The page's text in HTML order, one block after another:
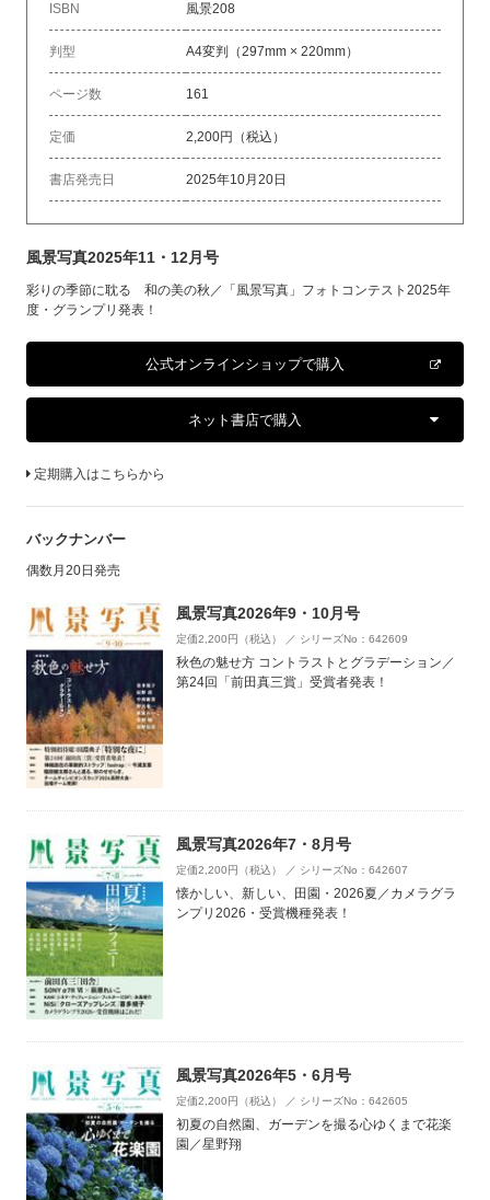
ISBN 風景208
判型 A4変判（297mm × 220mm）
ページ数 161
定価 2,200円（税込）
書店発売日 2025年10月20日
風景写真2025年11・12月号
彩りの季節に耽る 和の美の秋／「風景写真」フォトコンテスト2025年
度・グランプリ発表！
公式オンラインショップで購入
ネット書店で購入
定期購入はこちらから
バックナンバー
偶数月20日発売
風景写真2026年9・10月号
定価2,200円（税込） ／ シリーズNo：642609
秋色の魅せ方 コントラストとグラデーション／
第24回「前田真三賞」受賞者発表！
風景写真2026年7・8月号
定価2,200円（税込） ／ シリーズNo：642607
懐かしい、新しい、田園・2026夏／カメラグラ
ンプリ2026・受賞機種発表！
風景写真2026年5・6月号
定価2,200円（税込） ／ シリーズNo：642605
初夏の自然園、ガーデンを撮る心ゆくまで花楽
園／星野翔